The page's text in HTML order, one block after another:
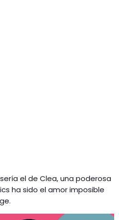
el de Clea, una poderosa
ha sido el amor imposible